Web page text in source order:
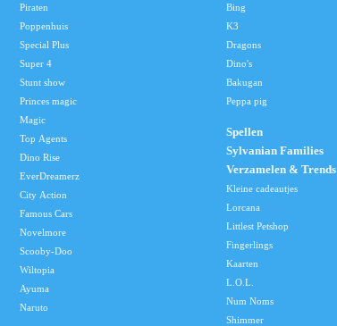
Piraten
Poppenhuis
Special Plus
Super 4
Stunt show
Princes magic
Magic
Top Agents
Dino Rise
EverDreamerz
City Action
Famous Cars
Novelmore
Scooby-Doo
Wiltopia
Ayuma
Naruto
Bing
K3
Dragons
Dino's
Bakugan
Peppa pig
Spellen
Sylvanian Families
Verzamelen & Trends
Kleine cadeautjes
Lorcana
Littlest Petshop
Fingerlings
Kaarten
L.O.L.
Num Noms
Shimmer